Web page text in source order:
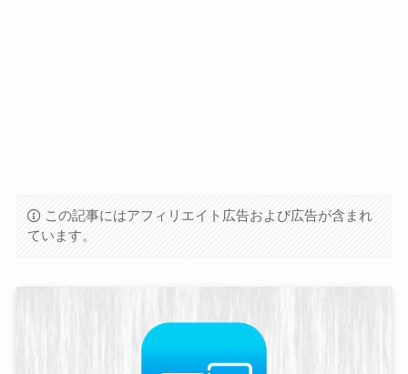
この記事にはアフィリエイト広告および広告が含まれ
ています。